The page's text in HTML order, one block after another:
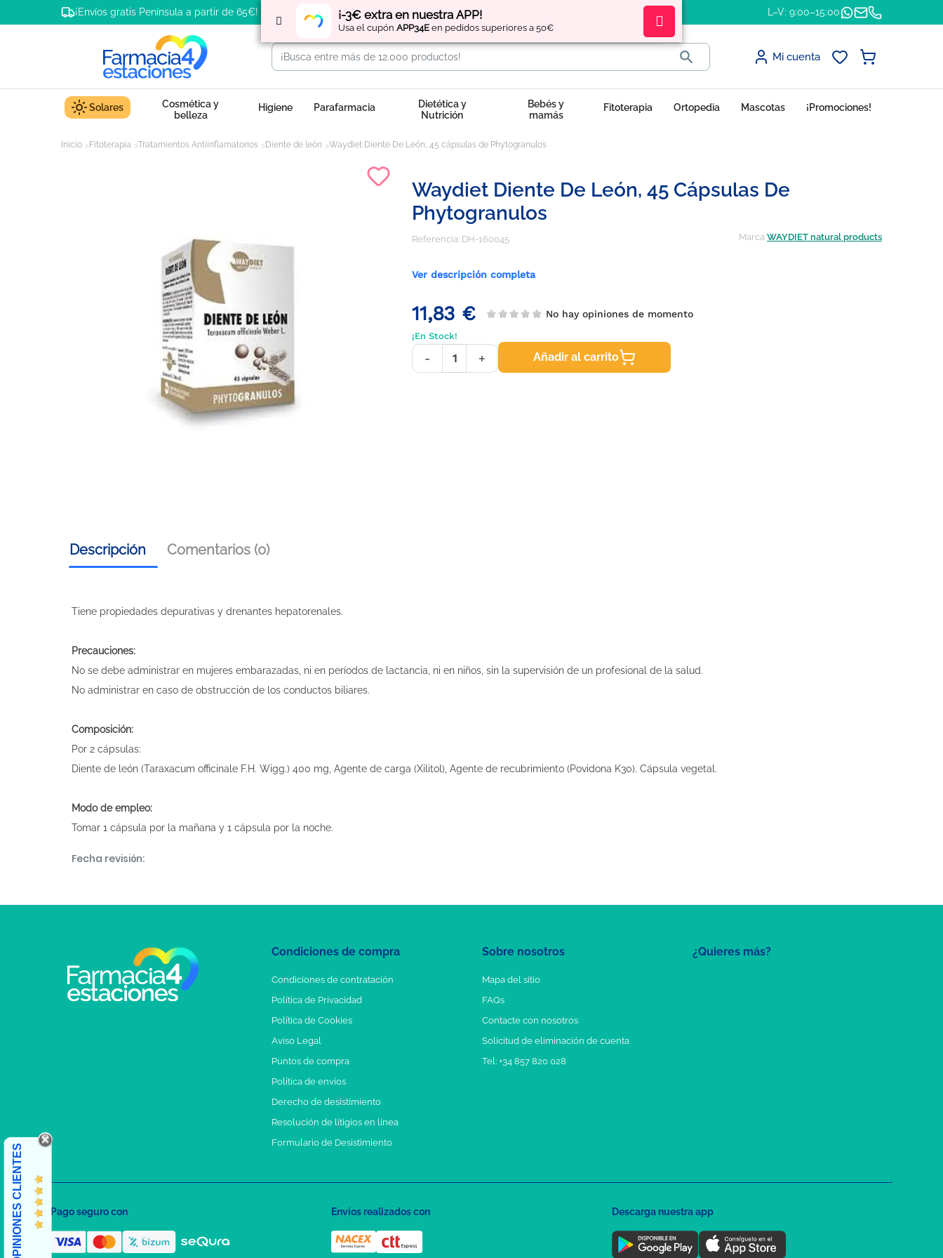
¡-3€ extra en nuestra APP!
Usa el cupón APP34E en pedidos superiores a 50€
¡Envíos gratis Península a partir de 65€! Regístratey obtén L–V: 9:00–15:00
 Mi cuenta
Solares
Cosmética y
belleza
Higiene Parafarmacia
Dietética y
Nutrición
Bebés y
mamás
Fitoterapia Ortopedia Mascotas ¡Promociones!
Inicio Fitoterapia Tratamientos Antiinflamatorios Diente de león Waydiet Diente De León, 45 cápsulas de Phytogranulos
Waydiet Diente De León, 45 Cápsulas De
Phytogranulos
Referencia: DH-160045 Marca WAYDIET natural products
Ver descripción completa
11,83 € No hay opiniones de momento
¡En Stock!
- + Añadir al carrito
Descripción Comentarios (0)
Tiene propiedades depurativas y drenantes hepatorenales.
Precauciones:
No se debe administrar en mujeres embarazadas, ni en períodos de lactancia, ni en niños, sin la supervisión de un profesional de la salud.
No administrar en caso de obstrucción de los conductos biliares.
Composición:
Por 2 cápsulas:
Diente de león (Taraxacum officinale F.H. Wigg.) 400 mg, Agente de carga (Xilitol), Agente de recubrimiento (Povidona K30). Cápsula vegetal.
Modo de empleo:
Tomar 1 cápsula por la mañana y 1 cápsula por la noche.
Fecha revisión:
¿Quieres más?
Condiciones de compra
Condiciones de contratación
Política de Privacidad
Política de Cookies
Aviso Legal
Puntos de compra
Política de envíos
Derecho de desistimiento
Resolución de litigios en línea
Formulario de Desistimiento
Sobre nosotros
Mapa del sitio
FAQs
Contacte con nosotros
Solicitud de eliminación de cuenta
Tel: +34 857 820 028
OPINIONES CLIENTES Pago seguro con Envíos realizados con Descarga nuestra app